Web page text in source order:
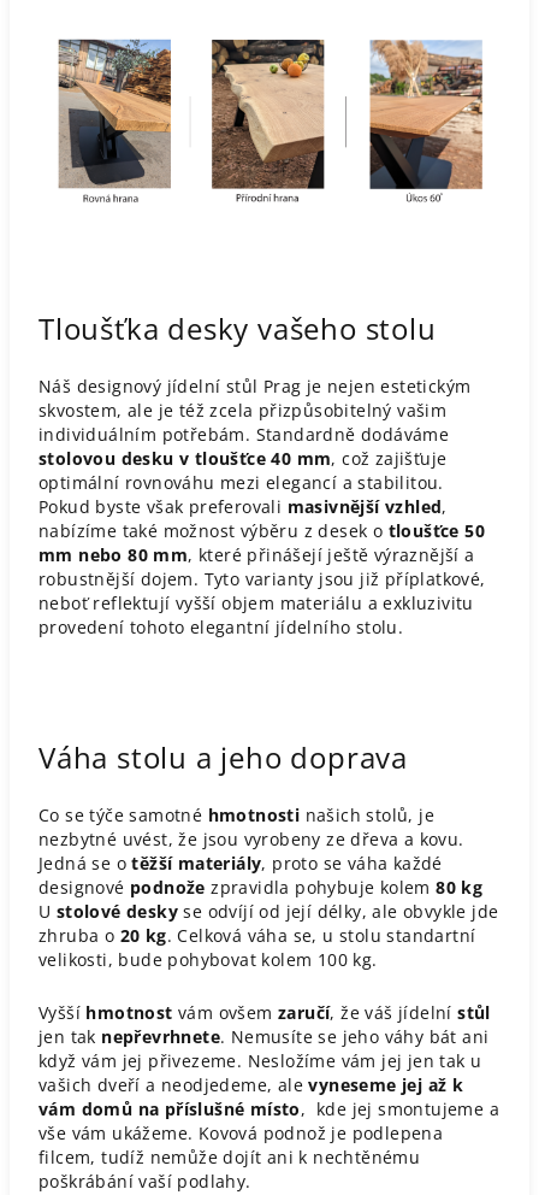
Tloušťka desky vašeho stolu
Náš designový jídelní stůl Prag je nejen estetickým
skvostem, ale je též zcela přizpůsobitelný vašim
individuálním potřebám. Standardně dodáváme
stolovou desku v tloušťce 40 mm, což zajišťuje
optimální rovnováhu mezi elegancí a stabilitou.
Pokud byste však preferovali masivnější vzhled,
nabízíme také možnost výběru z desek o tloušťce 50
mm nebo 80 mm, které přinášejí ještě výraznější a
robustnější dojem. Tyto varianty jsou již příplatkové,
neboť reflektují vyšší objem materiálu a exkluzivitu
provedení tohoto elegantní jídelního stolu.
Váha stolu a jeho doprava
Co se týče samotné hmotnosti našich stolů, je
nezbytné uvést, že jsou vyrobeny ze dřeva a kovu.
Jedná se o těžší materiály, proto se váha každé
designové podnožezpravidla pohybuje kolem80 kg
U stolové desky se odvíjí od její délky, ale obvykle jde
zhruba o 20 kg. Celková váha se, u stolu standartní
velikosti, bude pohybovat kolem 100 kg.
Vyšší hmotnostvám ovšemzaručí, že váš jídelnístůl
jen tak nepřevrhnete. Nemusíte se jeho váhy bát ani
když vám jej přivezeme. Nesložíme vám jej jen tak u
vašich dveří a neodjedeme, alevyneseme jej až k
vám domů na příslušné místo, kde jej smontujeme a
vše vám ukážeme. Kovová podnož je podlepena
filcem, tudíž nemůže dojít ani k nechtěnému
poškrábání vaší podlahy.